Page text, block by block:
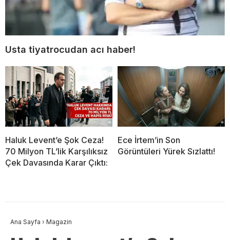
Usta tiyatrocudan acı haber!
Haluk Levent’e Şok Ceza!
70 Milyon TL’lik Karşılıksız
Çek Davasında Karar Çıktı:
Ece İrtem’in Son
Görüntüleri Yürek Sızlattı!
Ana Sayfa › Magazin